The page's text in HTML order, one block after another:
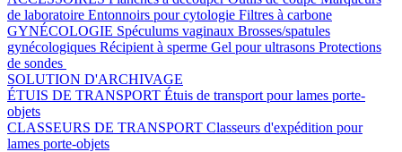
de laboratoire Entonnoirs pour cytologie Filtres à carbone
GYNÉCOLOGIE Spéculums vaginaux Brosses/spatules
gynécologiques Récipient à sperme Gel pour ultrasons Protections
de sondes
SOLUTION D'ARCHIVAGE
ÉTUIS DE TRANSPORT Étuis de transport pour lames porte-
objets
CLASSEURS DE TRANSPORT Classeurs d'expédition pour
lames porte-objets